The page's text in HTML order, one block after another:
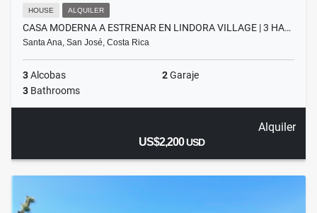
HOUSE ALQUILER
CASA MODERNA A ESTRENAR EN LINDORA VILLAGE | 3 HA…
Santa Ana, San José, Costa Rica
3Alcobas 2Garaje
3 Bathrooms
Alquiler
US$2,200USD